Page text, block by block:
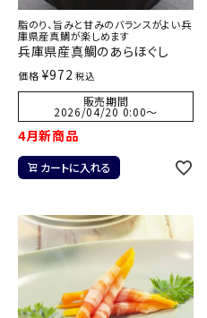
脂のり、旨みと甘みのバランスがよい兵
庫県産真鯛が楽しめます
兵庫県産真鯛のあらほぐし
価格 ¥972 税込
販売期間
2026/04/20 0:00〜
4月新商品
カートに入れる